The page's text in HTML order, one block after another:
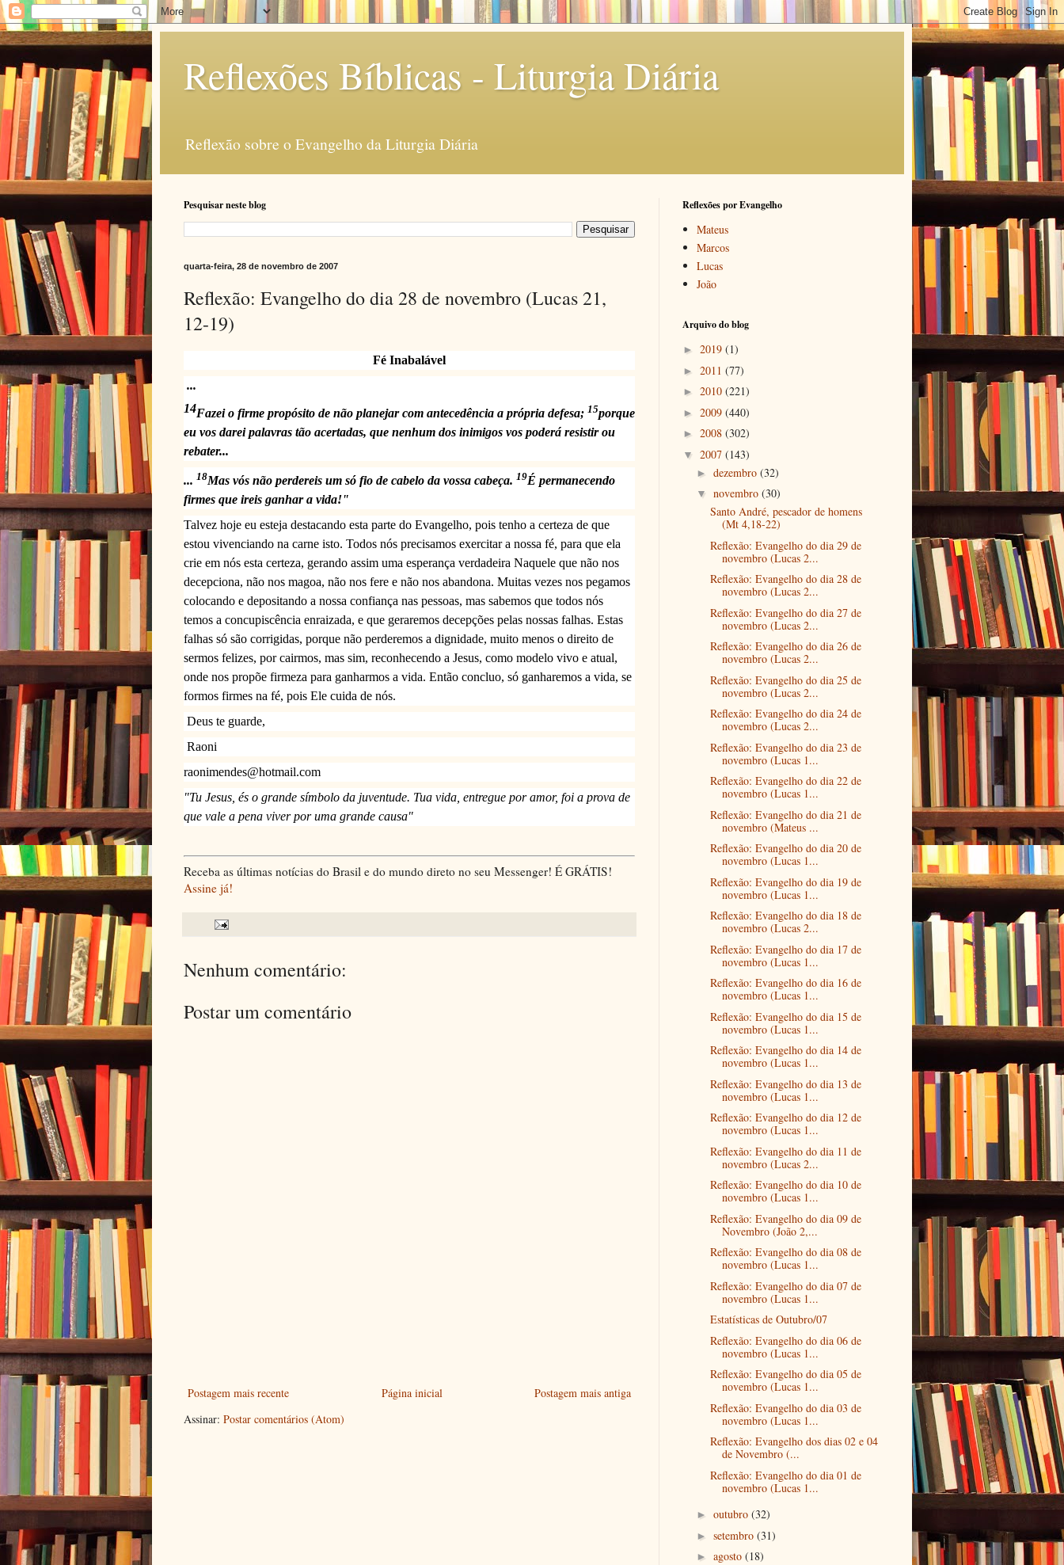
Reflexões Bíblicas - Liturgia Diária
Reflexão sobre o Evangelho da Liturgia Diária
Pesquisar neste blog
quarta-feira, 28 de novembro de 2007
Reflexão: Evangelho do dia 28 de novembro (Lucas 21,
12-19)
Fé Inabalável
...
14Fazei o firme propósito de não planejar com antecedência a própria defesa; 15porque
eu vos darei palavras tão acertadas, que nenhum dos inimigos vos poderá resistir ou
rebater...
... 18Mas vós não perdereis um só fio de cabelo da vossa cabeça. 19É permanecendo
firmes que ireis ganhar a vida!"
Talvez hoje eu esteja destacando esta parte do Evangelho, pois tenho a certeza de que
estou vivenciando na carne isto. Todos nós precisamos exercitar a nossa fé, para que ela
crie em nós esta certeza, gerando assim uma esperança verdadeira Naquele que não nos
decepciona, não nos magoa, não nos fere e não nos abandona. Muitas vezes nos pegamos
colocando e depositando a nossa confiança nas pessoas, mas sabemos que todos nós
temos a concupiscência enraizada, e que geraremos decepções pelas nossas falhas. Estas
falhas só são corrigidas, porque não perderemos a dignidade, muito menos o direito de
sermos felizes, por cairmos, mas sim, reconhecendo a Jesus, como modelo vivo e atual,
onde nos propõe firmeza para ganharmos a vida. Então concluo, só ganharemos a vida, se
formos firmes na fé, pois Ele cuida de nós.
Deus te guarde,
Raoni
raonimendes@hotmail.com
"Tu Jesus, és o grande símbolo da juventude. Tua vida, entregue por amor, foi a prova de
que vale a pena viver por uma grande causa"
Receba as últimas notícias do Brasil e do mundo direto no seu Messenger! É GRÁTIS!
Assine já!
Nenhum comentário:
Postar um comentário
Postagem mais recente Postagem mais antiga
Página inicial
Assinar: Postar comentários (Atom)
Reflexões por Evangelho
Mateus
Marcos
Lucas
João
Arquivo do blog
► 2019 (1)
► 2011 (77)
► 2010 (221)
► 2009 (440)
► 2008 (302)
▼ 2007 (143)
► dezembro (32)
▼ novembro (30)
Santo André, pescador de homens
(Mt 4,18-22)
Reflexão: Evangelho do dia 29 de
novembro (Lucas 2...
Reflexão: Evangelho do dia 28 de
novembro (Lucas 2...
Reflexão: Evangelho do dia 27 de
novembro (Lucas 2...
Reflexão: Evangelho do dia 26 de
novembro (Lucas 2...
Reflexão: Evangelho do dia 25 de
novembro (Lucas 2...
Reflexão: Evangelho do dia 24 de
novembro (Lucas 2...
Reflexão: Evangelho do dia 23 de
novembro (Lucas 1...
Reflexão: Evangelho do dia 22 de
novembro (Lucas 1...
Reflexão: Evangelho do dia 21 de
novembro (Mateus ...
Reflexão: Evangelho do dia 20 de
novembro (Lucas 1...
Reflexão: Evangelho do dia 19 de
novembro (Lucas 1...
Reflexão: Evangelho do dia 18 de
novembro (Lucas 2...
Reflexão: Evangelho do dia 17 de
novembro (Lucas 1...
Reflexão: Evangelho do dia 16 de
novembro (Lucas 1...
Reflexão: Evangelho do dia 15 de
novembro (Lucas 1...
Reflexão: Evangelho do dia 14 de
novembro (Lucas 1...
Reflexão: Evangelho do dia 13 de
novembro (Lucas 1...
Reflexão: Evangelho do dia 12 de
novembro (Lucas 1...
Reflexão: Evangelho do dia 11 de
novembro (Lucas 2...
Reflexão: Evangelho do dia 10 de
novembro (Lucas 1...
Reflexão: Evangelho do dia 09 de
Novembro (João 2,...
Reflexão: Evangelho do dia 08 de
novembro (Lucas 1...
Reflexão: Evangelho do dia 07 de
novembro (Lucas 1...
Estatísticas de Outubro/07
Reflexão: Evangelho do dia 06 de
novembro (Lucas 1...
Reflexão: Evangelho do dia 05 de
novembro (Lucas 1...
Reflexão: Evangelho do dia 03 de
novembro (Lucas 1...
Reflexão: Evangelho dos dias 02 e 04
de Novembro (...
Reflexão: Evangelho do dia 01 de
novembro (Lucas 1...
► outubro (32)
► setembro (31)
► agosto (18)